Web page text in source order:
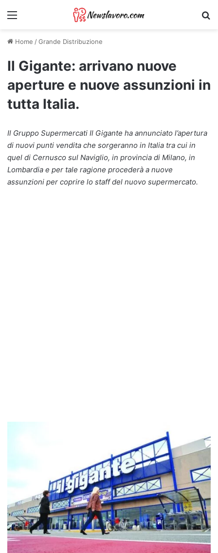
Menu
Home /Grande Distribuzione
Il Gigante: arrivano nuove
aperture e nuove assunzioni in
tutta Italia.
Il Gruppo Supermercati Il Gigante ha annunciato l’apertura
di nuovi punti vendita che sorgeranno in Italia tra cui in
quel di Cernusco sul Naviglio, in provincia di Milano, in
Lombardia e per tale ragione procederà a nuove
assunzioni per coprire lo staff del nuovo supermercato.